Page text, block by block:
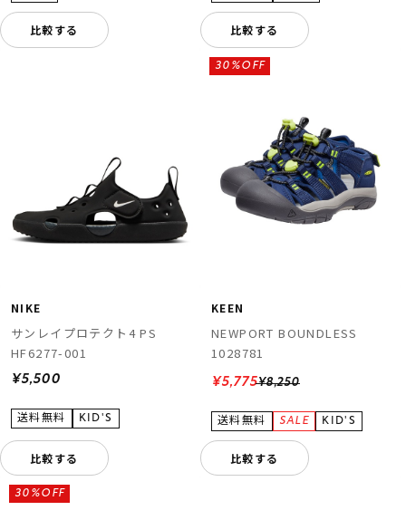
比較する 比較する
NIKE
サンレイプロテクト4 PS
HF6277-001
¥5,500
比較する
KEEN
NEWPORT BOUNDLESS
1028781
¥8,250
30%OFF
¥5,775
比較する
30%OFF